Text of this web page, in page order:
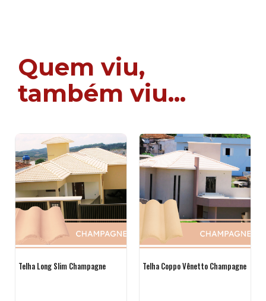
Quem viu,
também viu...
Telha Long Slim Champagne Telha Coppo Vênetto Champagne